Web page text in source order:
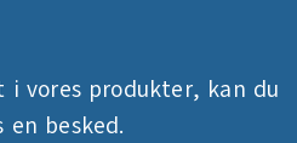
i vores produkter, kan du
besked.